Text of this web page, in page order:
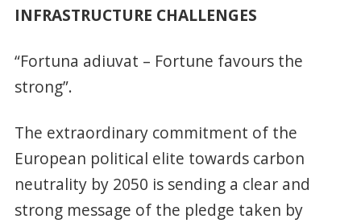
INFRASTRUCTURE CHALLENGES
“Fortuna adiuvat – Fortune favours the
strong”.
The extraordinary commitment of the
European political elite towards carbon
neutrality by 2050 is sending a clear and
strong message of the pledge taken by